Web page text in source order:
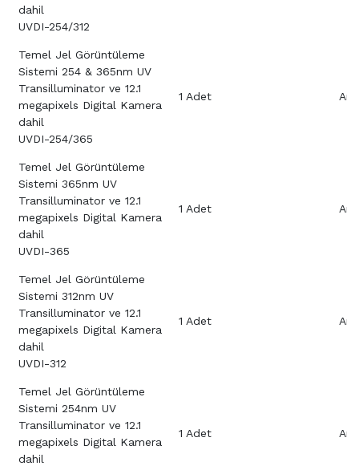
dahil
UVDI-254/312
Temel Jel Görüntüleme
Sistemi 254 & 365nm UV
Transilluminator ve 12.1
megapixels Digital Kamera
dahil
UVDI-254/365
1 Adet
Temel Jel Görüntüleme
Sistemi 365nm UV
Transilluminator ve 12.1
megapixels Digital Kamera
dahil
UVDI-365
1 Adet
Temel Jel Görüntüleme
Sistemi 312nm UV
Transilluminator ve 12.1
megapixels Digital Kamera
dahil
UVDI-312
1 Adet
Temel Jel Görüntüleme
Sistemi 254nm UV
Transilluminator ve 12.1
megapixels Digital Kamera
dahil
1 Adet